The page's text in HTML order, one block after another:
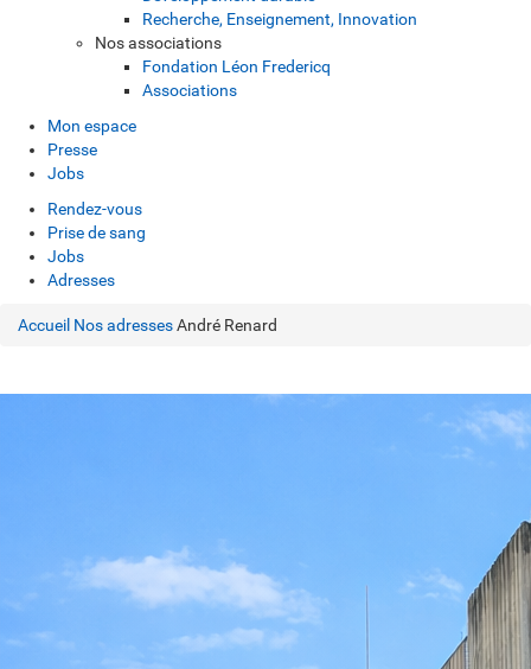
Recherche, Enseignement, Innovation
Nos associations
Fondation Léon Fredericq
Associations
Mon espace
Presse
Jobs
Rendez-vous
Prise de sang
Jobs
Adresses
Accueil Nos adressesAndré Renard